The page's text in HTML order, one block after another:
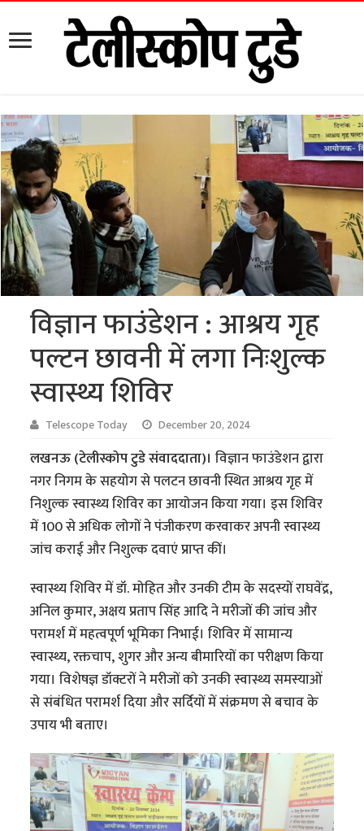
विज्ञान फाउंडेशन : आश्रय गृह
पल्टन छावनी में लगा निःशुल्क
स्वास्थ्य शिविर
Telescope Today December 20, 2024
लखनऊ (टेलीस्कोप टुडे संवाददाता)।विज्ञान फाउंडेशन द्वारा
नगर निगम के सहयोग से पलटन छावनी स्थित आश्रय गृह में
निशुल्क स्वास्थ्य शिविर का आयोजन किया गया। इस शिविर
में 100 से अधिक लोगों ने पंजीकरण करवाकर अपनी स्वास्थ्य
जांच कराई और निशुल्क दवाएं प्राप्त कीं।
स्वास्थ्य शिविर में डॉ. मोहित और उनकी टीम के सदस्यों राघवेंद्र,
अनिल कुमार, अक्षय प्रताप सिंह आदि ने मरीजों की जांच और
परामर्श में महत्वपूर्ण भूमिका निभाई। शिविर में सामान्य
स्वास्थ्य, रक्तचाप, शुगर और अन्य बीमारियों का परीक्षण किया
गया। विशेषज्ञ डॉक्टरों ने मरीजों को उनकी स्वास्थ्य समस्याओं
से संबंधित परामर्श दिया और सर्दियों में संक्रमण से बचाव के
उपाय भी बताए।